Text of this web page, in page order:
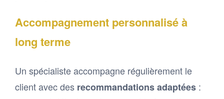
Accompagnement personnalisé à
long terme
Un spécialiste accompagne régulièrement le
client avec des recommandations adaptées :